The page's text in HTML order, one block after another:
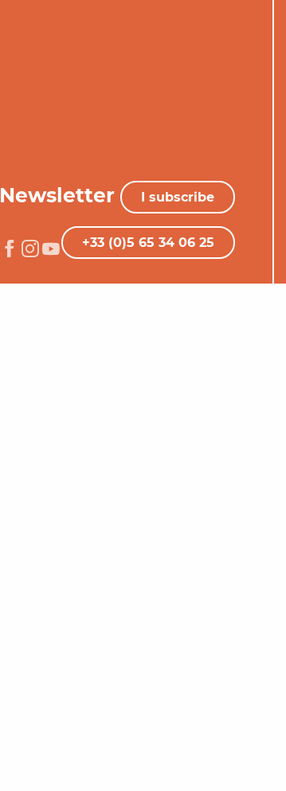
Newsletter I subscribe
+33 (0)5 65 34 06 25